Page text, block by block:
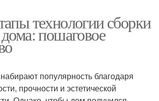
технологии сборки
пошаговое
популярность благодаря
прочности и эстетической